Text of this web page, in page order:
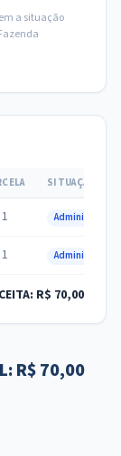
a situação
SITUAÇÃO
1 Administrativa
1 Administrativa
R$ 70,00
R$ 70,00